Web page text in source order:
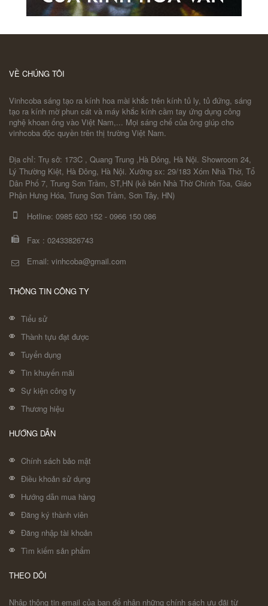
VỀ CHÚNG TÔI
Vinhcoba sáng tạo ra kính hoa mài khắc trên kính tủ ly, tủ đứng, sáng
tạo ra kính mờ phun cát và máy khắc kính cầm tay ứng dụng công
nghệ khoan ống vào Việt Nam,... Mọi sáng chế của ông giúp cho
vinhcoba độc quyền trên thị trường Việt Nam.
Địa chỉ: Trụ sở: 173C , Quang Trung ,Hà Đông, Hà Nội. Showroom 24,
Lý Thường Kiệt, Hà Đông, Hà Nội. Xưởng sx: 29/183 Xóm Nhà Thờ, Tổ
Dân Phố 7, Trung Sơn Trầm, ST,HN (kề bên Nhà Thờ Chính Tòa, Giáo
Phận Hưng Hóa, Trung Sơn Trầm, Sơn Tây, HN)
Hotline: 0985 620 152 - 0966 150 086
Fax : 02433826743
Email: vinhcoba@gmail.com
THÔNG TIN CÔNG TY
Tiểu sử
Thành tựu đạt được
Tuyển dụng
Tin khuyến mãi
Sự kiện công ty
Thương hiệu
HƯỚNG DẪN
Chính sách bảo mật
Điều khoản sử dụng
Hướng dẫn mua hàng
Đăng ký thành viên
Đăng nhập tài khoản
Tìm kiếm sản phẩm
THEO DÕI
Nhập thông tin email của bạn để nhận những chính sách ưu đãi từ